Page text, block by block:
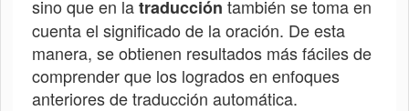
sino que en latraducción también se toma en
cuenta el significado de la oración. De esta
manera, se obtienen resultados más fáciles de
comprender que los logrados en enfoques
anteriores de traducción automática.